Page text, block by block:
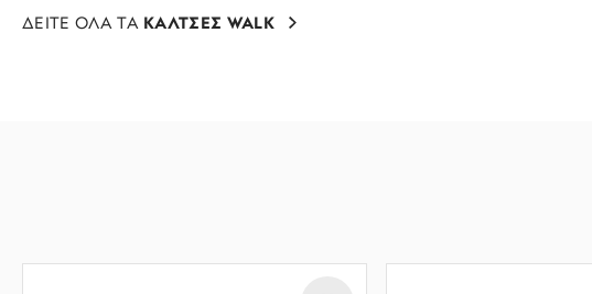
ΔΕΙΤΕ ΟΛΑ ΤΑ ΚΑΛΤΣΕΣ WALK